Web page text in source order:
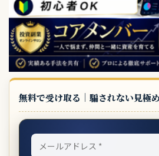
無料で受け取る｜騙されない見極